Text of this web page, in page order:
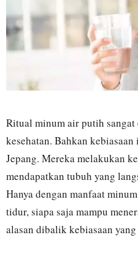
Ritual minum air putih sangat
kesehatan. Bahkan
Jepang. Mereka melakukan
mendapatkan tubuh yang
Hanya dengan manfaat
tidur, siapa saja mampu
alasan dibalik kebiasaan